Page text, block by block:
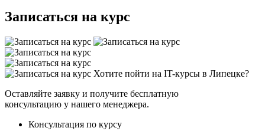
Записаться на курс
Хотите пойти на IT-курсы в Липецке?
Оставляйте заявку и получите бесплатную
консультацию у нашего менеджера.
Консультация по курсу